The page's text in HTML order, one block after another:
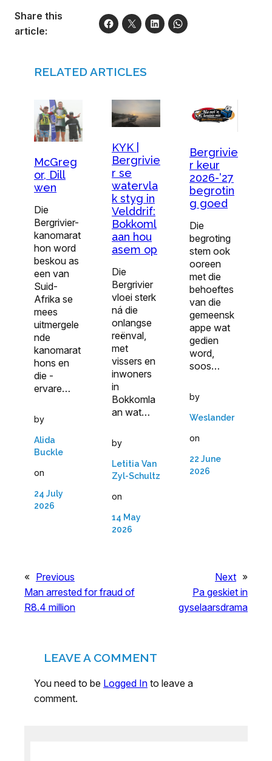
Share this
article:
RELATED ARTICLES
McGreg
or, Dill
wen
Die
Bergrivier-
kanomarat
hon word
beskou as
een van
Suid-
Afrika se
mees
uitmergele
nde
kanomarat
hons en
die ­
ervare…
by
Alida
Buckle
on
24 July
2026
KYK |
Bergrivie
r se
watervla
k styg in
Velddrif:
Bokkoml
aan hou
asem op
Die
Bergrivier
vloei sterk
ná die
onlangse
reënval,
met
vissers en
inwoners
in
Bokkomla
an wat…
by
Letitia Van
Zyl-Schultz
on
14 May
2026
Bergrivie
r keur
2026-’27
begrotin
g goed
Die
begroting
stem ook
ooreen
met die
behoeftes
van die
gemeensk
appe wat
gedien
word,
soos…
by
Weslander
on
22 June
2026
« Previous
Man arrested for fraud of
R8.4 million
Next »
Pa geskiet in
gyselaarsdrama
LEAVE A COMMENT
You need to be Logged In to leave a
comment.